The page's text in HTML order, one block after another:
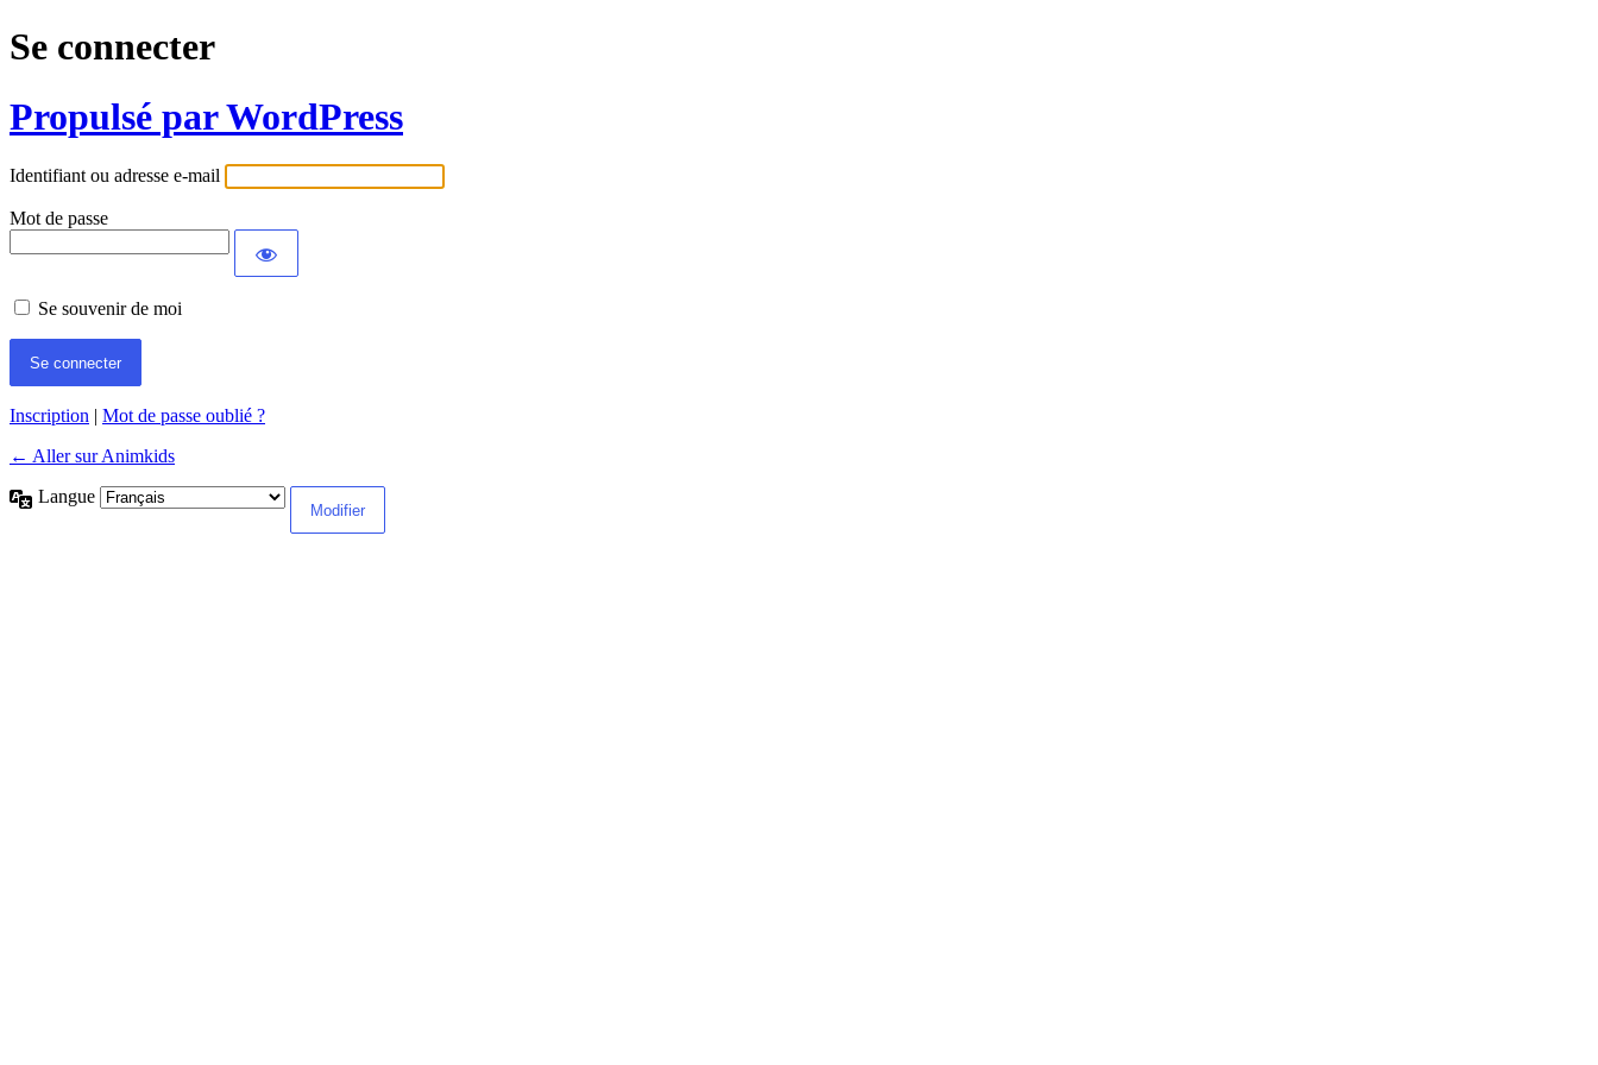
Se connecter
Propulsé par WordPress
Identifiant ou adresse e-mail
Mot de passe
Se souvenir de moi
Inscription | Mot de passe oublié ?
← Aller sur Animkids
Langue